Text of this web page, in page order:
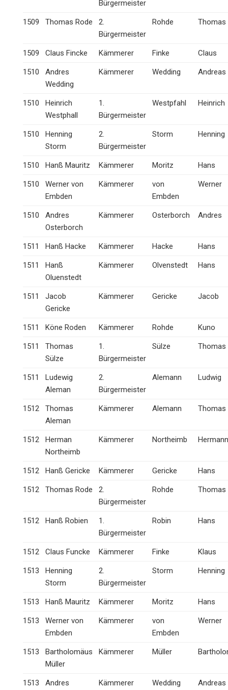
Bürgermeister
1509 Thomas Rode
2.
Bürgermeister
Rohde Thomas
1509 Claus Fincke Kämmerer Finke Claus
1510
Andres
Wedding
Kämmerer Wedding Andreas
1510
Heinrich
Westphall
1.
Bürgermeister
Westpfahl Heinrich
1510
Henning
Storm
2.
Bürgermeister
Storm Henning
1510 Hanß Mauritz Kämmerer Moritz Hans
1510
Werner von
Embden
Kämmerer
von
Embden
Werner
1510
Andres
Osterborch
Kämmerer Osterborch Andres
1511 Hanß Hacke Kämmerer Hacke Hans
1511
Hanß
Oluenstedt
Kämmerer Olvenstedt Hans
1511
Jacob
Gericke
Kämmerer Gericke Jacob
1511 Köne Roden Kämmerer Rohde Kuno
1511
Thomas
Sülze
1.
Bürgermeister
Sülze Thomas
1511
Ludewig
Aleman
2.
Bürgermeister
Alemann Ludwig
1512
Thomas
Aleman
Kämmerer Alemann Thomas
1512
Herman
Northeimb
Kämmerer Northeimb Hermann
1512 Hanß Gericke Kämmerer Gericke Hans
1512 Thomas Rode
2.
Bürgermeister
Rohde Thomas
1512 Hanß Robien
1.
Bürgermeister
Robin Hans
1512 Claus Funcke Kämmerer Finke Klaus
1513
Henning
Storm
2.
Bürgermeister
Storm Henning
1513 Hanß Mauritz Kämmerer Moritz Hans
1513
Werner von
Embden
Kämmerer
von
Embden
Werner
1513
Bartholomäus
Müller
Kämmerer Müller
1513
Andres
Kämmerer Wedding Andreas